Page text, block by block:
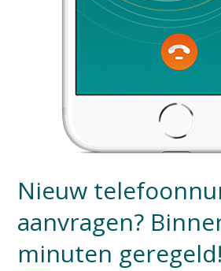
Nieuw
aanvragen?
minuten geregeld!